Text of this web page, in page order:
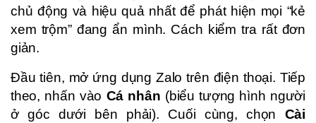
chủ động và hiệu quả nhất để phát hiện mọi “kẻ
xem trộm” đang ẩn mình. Cách kiểm tra rất đơn
giản.
Đầu tiên, mở ứng dụng Zalo trên điện thoại. Tiếp
theo, nhấn vào Cá nhân (biểu tượng hình người
ở góc dưới bên phải). Cuối cùng, chọn Cài